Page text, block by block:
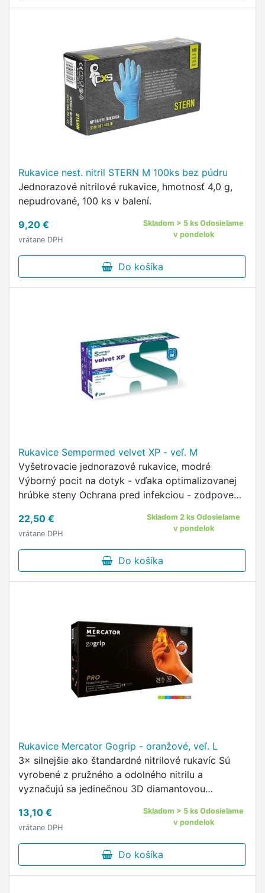
Rukavice nest. nitril STERN M 100ks bez púdru
Jednorazové nitrilové rukavice, hmotnosť 4,0 g,
nepudrované, 100 ks v balení.
9,20 €
vrátane DPH
Skladom > 5 ks Odosielame
v pondelok
Do košíka
Rukavice Sempermed velvet XP - veľ. M
Vyšetrovacie jednorazové rukavice, modré
Výborný pocit na dotyk - vďaka optimalizovanej
hrúbke steny Ochrana pred infekciou - zodpovedá
nosenia vďaka mäkkému materiálu …
22,50 €
vrátane DPH
Skladom 2 ks Odosielame
v pondelok
Do košíka
Rukavice Mercator Gogrip - oranžové, veľ. L
3× silnejšie ako štandardné nitrilové rukavíc Sú
vyrobené z pružného a odolného nitrilu a
vyznačujú sa jedinečnou 3D diamantovou
Vnútorná strana rukavíc …
13,10 €
vrátane DPH
Skladom > 5 ks Odosielame
v pondelok
Do košíka